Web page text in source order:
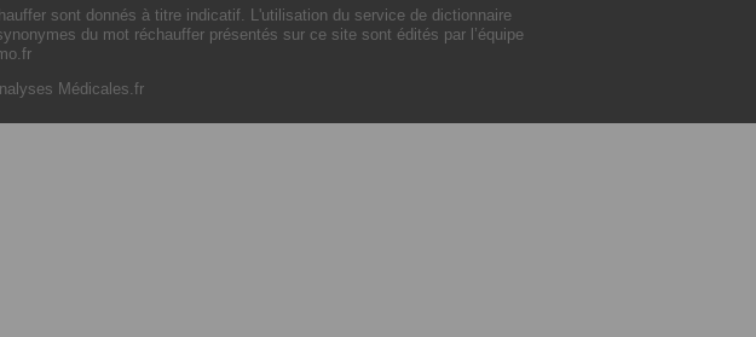
sont donnés à titre indicatif. L'utilisation du service de dictionnaire
du mot réchauffer présentés sur ce site sont édités par l’équipe
Médicales.fr